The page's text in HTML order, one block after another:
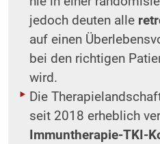
jedoch deuten alle
auf einen
bei den richtigen
wird.
Die
seit 2018 erheblich
Immuntherapie-TKI-